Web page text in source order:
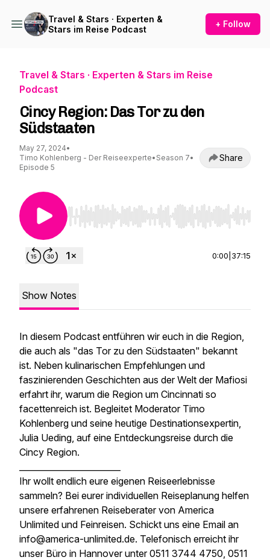
Travel & Stars · Experten &
Stars im Reise Podcast
+ Follow
Travel & Stars · Experten & Stars im Reise
Podcast
Cincy Region: Das Tor zu den
Südstaaten
May 27, 2024•
Timo Kohlenberg - Der Reiseexperte• Season 7•
Episode 5
Share
Use Left/Right to seek, Home/End to jump to
0:00 37:15
Show Notes
In diesem Podcast entführen wir euch in die Region,
die auch als "das Tor zu den Südstaaten" bekannt
ist. Neben kulinarischen Empfehlungen und
faszinierenden Geschichten aus der Welt der Mafiosi
erfahrt ihr, warum die Region um Cincinnati so
facettenreich ist. Begleitet Moderator Timo
Kohlenberg und seine heutige Destinationsexpertin,
Julia Ueding, auf eine Entdeckungsreise durch die
Cincy Region.
Ihr wollt endlich eure eigenen Reiseerlebnisse
sammeln? Bei eurer individuellen Reiseplanung helfen
unsere erfahrenen Reiseberater von America
Unlimited und Feinreisen. Schickt uns eine Email an
info@america-unlimited.de. Telefonisch erreicht ihr
unser Büro in Hannover unter 0511 3744 4750, 0511